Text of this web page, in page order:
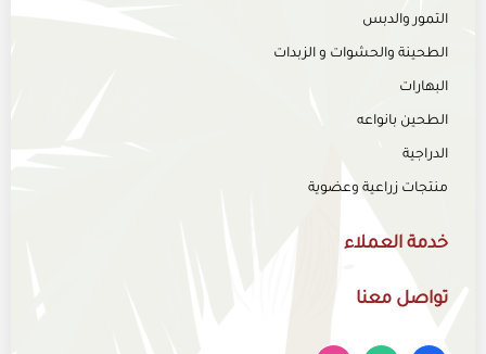
التمور والدبس
الطحينة والحشوات و الزبدات
البهارات
الطحين بانواعه
الدراجية
منتجات زراعية وعضوية
خدمة العملاء
تواصل معنا